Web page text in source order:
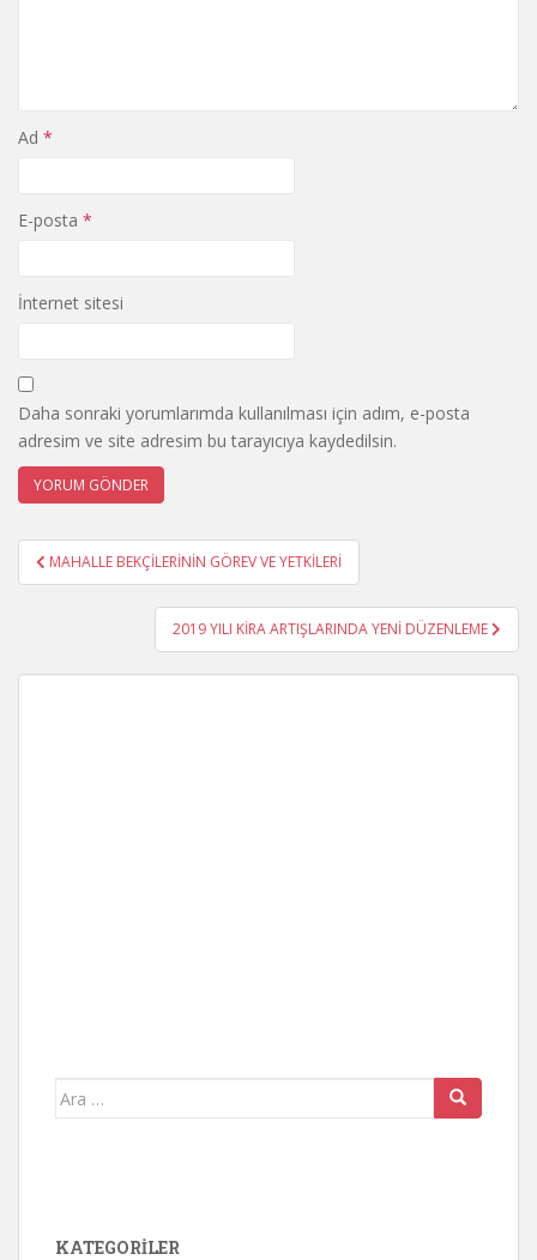
Ad *
E-posta *
İnternet sitesi
Daha sonraki yorumlarımda kullanılması için adım, e-posta
adresim ve site adresim bu tarayıcıya kaydedilsin.
Yazı
gezinmesi
MAHALLE BEKÇİLERİNİN GÖREV VE YETKİLERİ
2019 YILI KİRA ARTIŞLARINDA YENİ DÜZENLEME
Arama
KATEGORİLER